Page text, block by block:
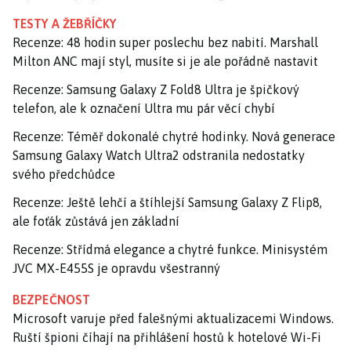
TESTY A ŽEBŘÍČKY
Recenze: 48 hodin super poslechu bez nabití. Marshall
Milton ANC mají styl, musíte si je ale pořádně nastavit
Recenze: Samsung Galaxy Z Fold8 Ultra je špičkový
telefon, ale k označení Ultra mu pár věcí chybí
Recenze: Téměř dokonalé chytré hodinky. Nová generace
Samsung Galaxy Watch Ultra2 odstranila nedostatky
svého předchůdce
Recenze: Ještě lehčí a štíhlejší Samsung Galaxy Z Flip8,
ale foťák zůstává jen základní
Recenze: Střídmá elegance a chytré funkce. Minisystém
JVC MX-E455S je opravdu všestranný
BEZPEČNOST
Microsoft varuje před falešnými aktualizacemi Windows.
Ruští špioni číhají na přihlášení hostů k hotelové Wi-Fi